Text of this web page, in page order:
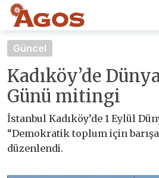
Güncel
Kadıköy’de
Günü mitingi
İstanbul Kadıköy’de 1 Eylül
“Demokratik toplum için
düzenlendi.